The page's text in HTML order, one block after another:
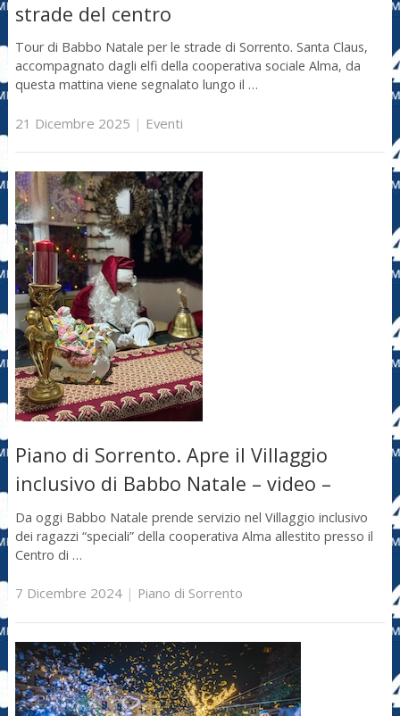
strade del centro
Tour di Babbo Natale per le strade di Sorrento. Santa Claus,
accompagnato dagli elfi della cooperativa sociale Alma, da
questa mattina viene segnalato lungo il …
21 Dicembre 2025 | Eventi
Piano di Sorrento. Apre il Villaggio
inclusivo di Babbo Natale – video –
Da oggi Babbo Natale prende servizio nel Villaggio inclusivo
dei ragazzi “speciali” della cooperativa Alma allestito presso il
Centro di …
7 Dicembre 2024| Piano di Sorrento